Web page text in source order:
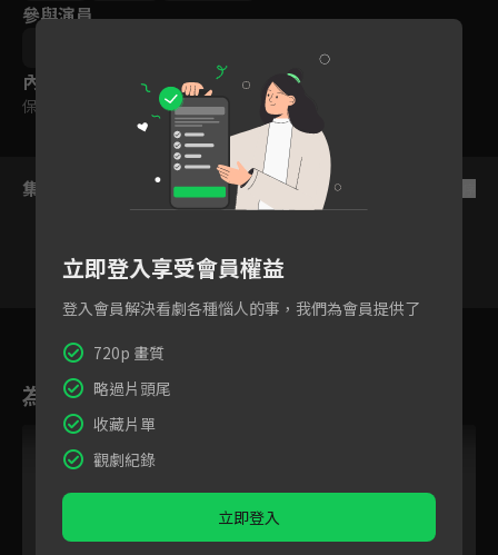
參與演員
內容標籤
保護級
集數列表
為您推薦
立即登入享受會員權益
登入會員解決看劇各種惱人的事，我們為會員提供了
720p 畫質
略過片頭尾
收藏片單
觀劇紀錄
立即登入